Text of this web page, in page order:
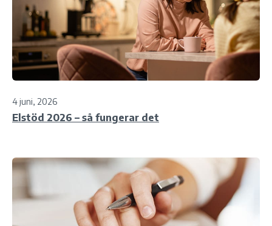
4 juni, 2026
Elstöd 2026 – så fungerar det